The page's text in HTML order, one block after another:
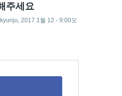
주세요
, 2017 1월 12 - 9:00오